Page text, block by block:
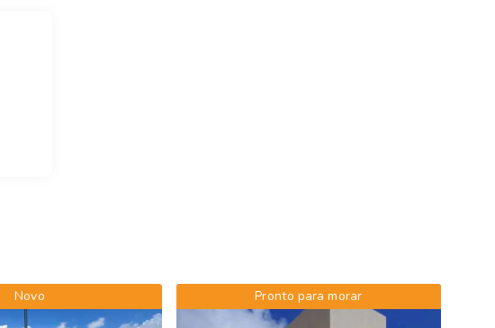
Novo Pronto para morar